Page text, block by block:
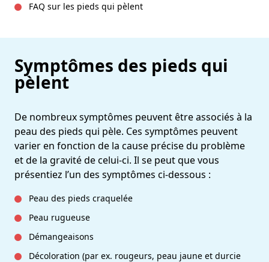
FAQ sur les pieds qui pèlent
Symptômes des pieds qui
pèlent
De nombreux symptômes peuvent être associés à la
peau des pieds qui pèle. Ces symptômes peuvent
varier en fonction de la cause précise du problème
et de la gravité de celui-ci. Il se peut que vous
présentiez l’un des symptômes ci-dessous :
Peau des pieds craquelée
Peau rugueuse
Démangeaisons
Décoloration (par ex. rougeurs, peau jaune et durcie